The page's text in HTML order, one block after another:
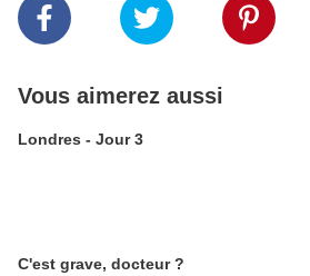
Vous aimerez aussi
Londres - Jour 3
C'est grave, docteur ?